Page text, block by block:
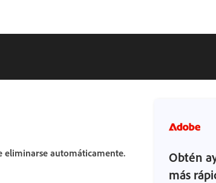
eliminarse automáticamente.
Obtén
más